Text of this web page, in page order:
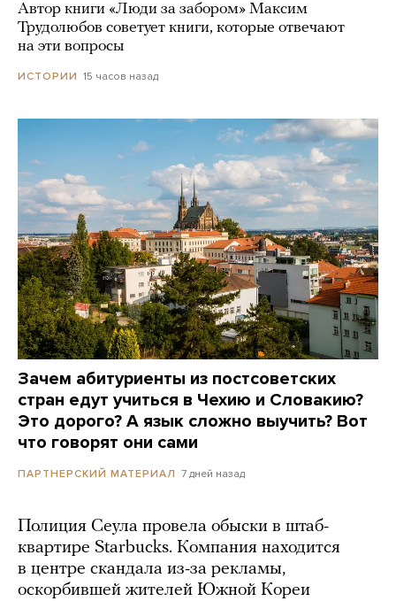
Автор книги «Люди за забором» Максим
Трудолюбов советует книги, которые отвечают
на эти вопросы
ИСТОРИИ 15 часов назад
Зачем абитуриенты из постсоветских
стран едут учиться в Чехию и Словакию?
Это дорого? А язык сложно выучить? Вот
что говорят они сами
ПАРТНЕРСКИЙ МАТЕРИАЛ 7 дней назад
Полиция Сеула провела обыски в штаб-
квартире Starbucks. Компания находится
в центре скандала из-за рекламы,
оскорбившей жителей Южной Кореи